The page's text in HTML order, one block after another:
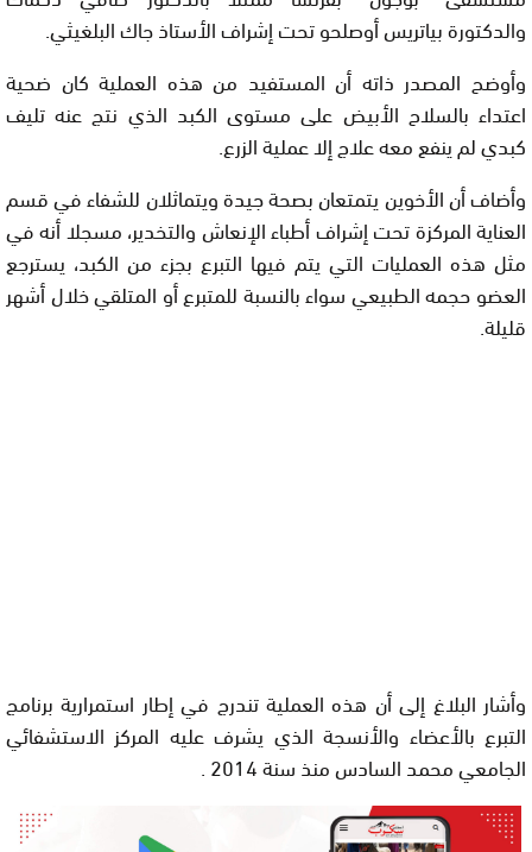
والدكتورة بياتريس أوصلحو تحت إشراف الأستاذ جاك البلغيثي.
وأوضح المصدر ذاته أن المستفيد من هذه العملية كان ضحية
اعتداء بالسلاح الأبيض على مستوى الكبد الذي نتج عنه تليف
كبدي لم ينفع معه علاج إلا عملية الزرع.
وأضاف أن الأخوين يتمتعان بصحة جيدة ويتماثلان للشفاء في قسم
العناية المركزة تحت إشراف أطباء الإنعاش والتخدير، مسجلا أنه في
مثل هذه العمليات التي يتم فيها التبرع بجزء من الكبد، يسترجع
العضو حجمه الطبيعي سواء بالنسبة للمتبرع أو المتلقي خلال أشهر
قليلة.
وأشار البلاغ إلى أن هذه العملية تندرج في إطار استمرارية برنامج
التبرع بالأعضاء والأنسجة الذي يشرف عليه المركز الاستشفائي
الجامعي محمد السادس منذ سنة 2014
.